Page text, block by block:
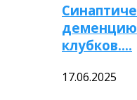
клубков….
17.06.2025